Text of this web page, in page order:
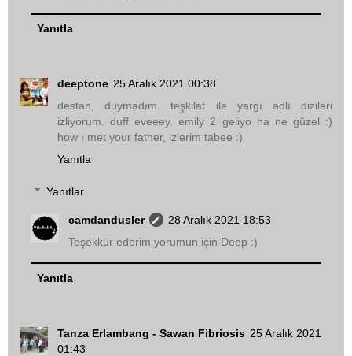
Yanıtla
deeptone 25 Aralık 2021 00:38
destan, duymadım. teşkilat ile yargı adlı dizileri
izliyorum. duff eveeey. emily 2 geliyo ha ne güzel :)
how ı met your father, izlerim tabee :)
Yanıtla
Yanıtlar
camdandusler
28 Aralık 2021 18:53
Teşekkür ederim yorumun için Deep :)
Yanıtla
Tanza Erlambang - Sawan Fibriosis 25 Aralık 2021
01:43